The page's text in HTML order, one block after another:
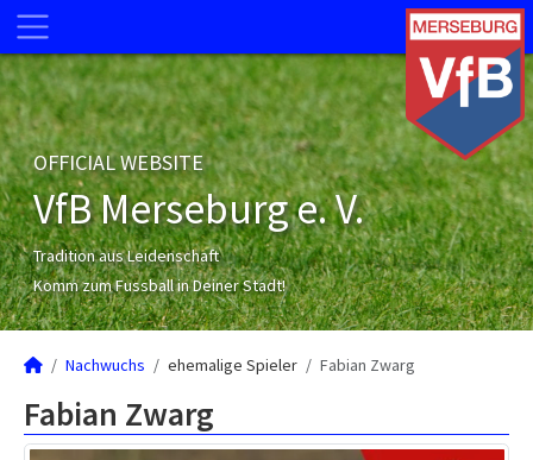
OFFICIAL WEBSITE
VfB Merseburg e. V.
Tradition aus Leidenschaft
Komm zum Fussball in Deiner Stadt!
Nachwuchs ehemalige Spieler Fabian Zwarg
Fabian Zwarg